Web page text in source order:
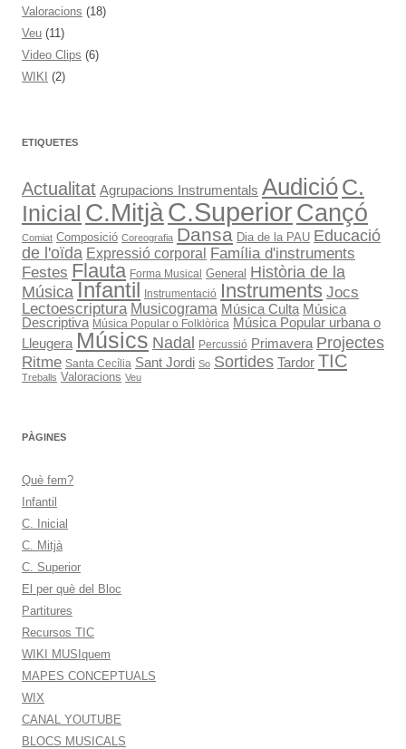
Valoracions (18)
Veu (11)
Video Clips (6)
WIKI (2)
ETIQUETES
Actualitat Agrupacions Instrumentals AudicióC.
Inicial C.MitjàC.SuperiorCançó
Comiat Composició Coreografia Dansa Dia de la PAU Educació
de l'oïda Expressió corporal Família d'instruments
Festes Flauta Forma Musical General Història de la
Música Infantil Instrumentació Instruments Jocs
Lectoescriptura Musicograma Música Culta Música
Descriptiva Música Popular o Folklòrica Música Popular urbana o
Lleugera Músics Nadal Percussió Primavera Projectes
Ritme Santa Cecília Sant Jordi So Sortides Tardor TIC
Treballs Valoracions Veu
PÀGINES
Què fem?
Infantil
C. Inicial
C. Mitjà
C. Superior
El per què del Bloc
Partitures
Recursos TIC
WIKI MUSIquem
MAPES CONCEPTUALS
WIX
CANAL YOUTUBE
BLOCS MUSICALS